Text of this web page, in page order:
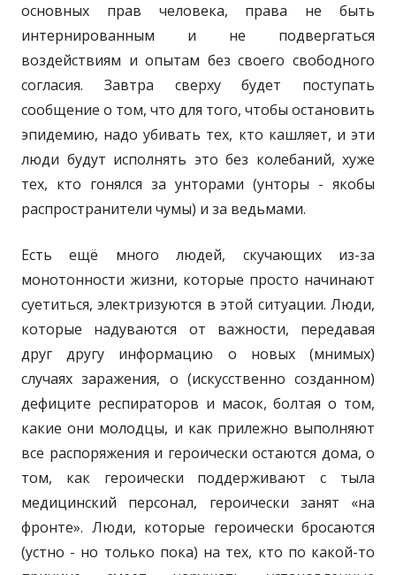
основных прав человека, права не быть
интернированным и не подвергаться
воздействиям и опытам без своего свободного
согласия. Завтра сверху будет поступать
сообщение о том, что для того, чтобы остановить
эпидемию, надо убивать тех, кто кашляет, и эти
люди будут исполнять это без колебаний, хуже
тех, кто гонялся за унторами (унторы - якобы
распространители чумы) и за ведьмами.
Есть ещё много людей, скучающих из-за
монотонности жизни, которые просто начинают
суетиться, электризуются в этой ситуации. Люди,
которые надуваются от важности, передавая
друг другу информацию о новых (мнимых)
случаях заражения, о (искусственно созданном)
дефиците респираторов и масок, болтая о том,
какие они молодцы, и как прилежно выполняют
все распоряжения и героически остаются дома, о
том, как героически поддерживают с тыла
медицинский персонал, героически занят «на
фронте». Люди, которые героически бросаются
(устно - но только пока) на тех, кто по какой-то